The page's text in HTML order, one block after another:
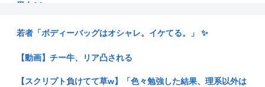
男女14...
日本の国旗って世界一シンプルなのに分かりやすくて見た目も
いいよな
アルコール依存症の夫が大暴れ。私「休肝日くらい作ってよ」
夫「必要...
若者「ボディーバッグはオシャレ。イケてる。」 ✨
【動画】チー牛、リア凸される
【スクリプト負けてて草w】「色々勉強した結果、理系以外は